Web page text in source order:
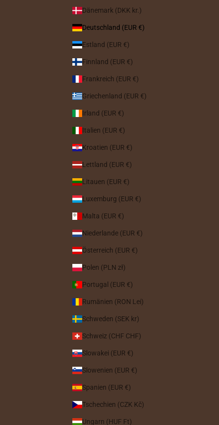
Dänemark (DKK kr.)
Deutschland (EUR €)
Estland (EUR €)
Finnland (EUR €)
Frankreich (EUR €)
Griechenland (EUR €)
Irland (EUR €)
Italien (EUR €)
Kroatien (EUR €)
Lettland (EUR €)
Litauen (EUR €)
Luxemburg (EUR €)
Malta (EUR €)
Niederlande (EUR €)
Österreich (EUR €)
Polen (PLN zł)
Portugal (EUR €)
Rumänien (RON Lei)
Schweden (SEK kr)
Schweiz (CHF CHF)
Slowakei (EUR €)
Slowenien (EUR €)
Spanien (EUR €)
Tschechien (CZK Kč)
Ungarn (HUF Ft)